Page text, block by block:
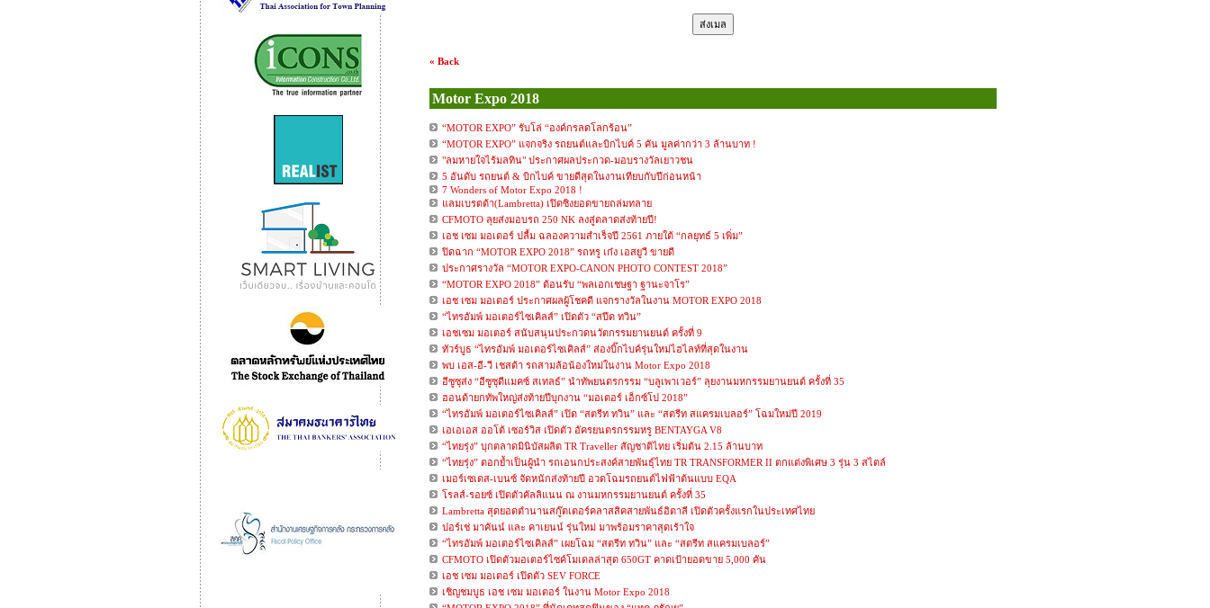
« Back
Motor Expo 2018
“MOTOR EXPO” รับโล่ “องค์กรลดโลกร้อน”
“MOTOR EXPO” แจกจริง รถยนต์และบิกไบค์ 5 คัน มูลค่ากว่า 3 ล้านบาท !
"ลมหายใจไร้มลทิน" ประกาศผลประกวด-มอบรางวัลเยาวชน
5 อันดับ รถยนต์ & บิกไบค์ ขายดีสุดในงานเทียบกับปีก่อนหน้า
7 Wonders of Motor Expo 2018 !
แลมเบรตต้า(Lambretta) เปิดซิงยอดขายถล่มทลาย
CFMOTO ลุยส่งมอบรถ 250 NK ลงสู่ตลาดส่งท้ายปี!
เอช เซม มอเตอร์ ปลื้ม ฉลองความสำเร็จปี 2561 ภายใต้ “กลยุทธ์ 5 เพิ่ม”
ปิดฉาก “MOTOR EXPO 2018” รถหรู เก๋ง เอสยูวี ขายดี
ประกาศรางวัล “MOTOR EXPO-CANON PHOTO CONTEST 2018”
“MOTOR EXPO 2018” ต้อนรับ “พลเอกเชษฐา ฐานะจาโร”
เอช เซม มอเตอร์ ประกาศผลผู้โชคดี แจกรางวัลในงาน MOTOR EXPO 2018
“ไทรอัมพ์ มอเตอร์ไซเคิลส์” เปิดตัว “สปีด ทวิน”
เอชเซม มอเตอร์ สนับสนุนประกวดนวัตกรรมยานยนต์ ครั้งที่ 9
ทัวร์บูธ “ไทรอัมพ์ มอเตอร์ไซเคิลส์” ส่องบิ๊กไบค์รุ่นใหม่ไฮไลท์ที่สุดในงาน
พบ เอส-อี-วี เชสต้า รถสามล้อน้องใหม่ในงาน Motor Expo 2018
อีซูซุส่ง “อีซูซุดีแมคซ์ สเทลธ์” นำทัพยนตรกรรม “บลูเพาเวอร์” ลุยงานมหกรรมยานยนต์ ครั้งที่ 35
ฮอนด้ายกทัพใหญ่ส่งท้ายปีบุกงาน “มอเตอร์ เอ็กซ์โป 2018”
“ไทรอัมพ์ มอเตอร์ไซเคิลส์” เปิด “สตรีท ทวิน” และ “สตรีท สแครมเบลอร์” โฉมใหม่ปี 2019
เอเอเอส ออโต้ เซอร์วิส เปิดตัว อัครยนตรกรรมหรู BENTAYGA V8
“ไทยรุ่ง” บุกตลาดมินิบัสผลิต TR Traveller สัญชาติไทย เริ่มต้น 2.15 ล้านบาท
“ไทยรุ่ง” ตอกย้ำเป็นผู้นำ รถเอนกประสงค์สายพันธุ์ไทย TR TRANSFORMER II ตกแต่งพิเศษ 3 รุ่น 3 สไตล์
เมอร์เซเดส-เบนซ์ จัดหนักส่งท้ายปี อวดโฉมรถยนต์ไฟฟ้าต้นแบบ EQA
โรลส์-รอยซ์ เปิดตัวคัลลิแนน ณ งานมหกรรมยานยนต์ ครั้งที่ 35
Lambretta สุดยอดตำนานสกู๊ตเตอร์คลาสสิคสายพันธ์อิตาลี เปิดตัวครั้งแรกในประเทศไทย
ปอร์เช่ มาคันน์ และ คาเยนน์ รุ่นใหม่ มาพร้อมราคาสุดเร้าใจ
“ไทรอัมพ์ มอเตอร์ไซเคิลส์” เผยโฉม “สตรีท ทวิน” และ “สตรีท สแครมเบลอร์”
CFMOTO เปิดตัวมอเตอร์ไซค์โมเดลล่าสุด 650GT คาดเป้ายอดขาย 5,000 คัน
เอช เซม มอเตอร์ เปิดตัว SEV FORCE
เชิญชมบูธ เอช เซม มอเตอร์ ในงาน Motor Expo 2018